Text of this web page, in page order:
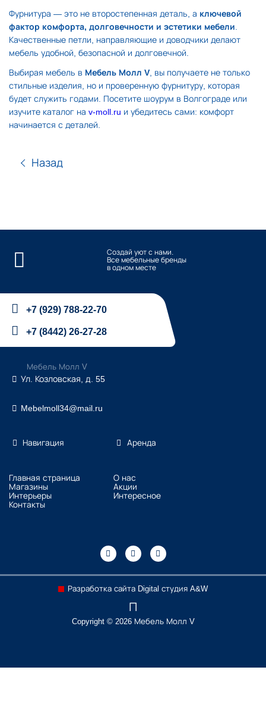
Фурнитура — это не второстепенная деталь, а ключевой
фактор комфорта, долговечности и эстетики мебели.
Качественные петли, направляющие и доводчики делают
мебель удобной, безопасной и долговечной.
Выбирая мебель в Мебель Молл V, вы получаете не только
стильные изделия, но и проверенную фурнитуру, которая
будет служить годами. Посетите шоурум в Волгограде или
изучите каталог на v-moll.ru и убедитесь сами: комфорт
начинается с деталей.
Назад
Создай уют с нами.
Все мебельные бренды
в одном месте
+7 (929) 788-22-70
+7 (8442) 26-27-28
Мебель Молл V
Ул. Козловская, д. 55
Mebelmoll34@mail.ru
Навигация Аренда
Главная страница
О нас
Магазины
Акции
Интерьеры
Интересное
Контакты
Разработка сайта Digital студия A&W
Copyright © 2026 Мебель Молл V